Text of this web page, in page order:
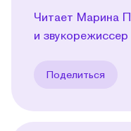
Читает Марина
и
Поделиться